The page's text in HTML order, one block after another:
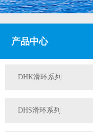
产品中心
DHK滑环系列
DHS滑环系列